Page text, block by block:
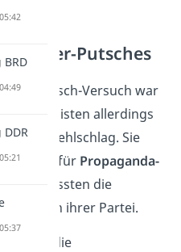
Hitler-Putsches
Putsch-Versuch war
allerdings
Fehlschlag. Sie
diesen für Propaganda-
beeinflussten die
ihrer Partei.
die